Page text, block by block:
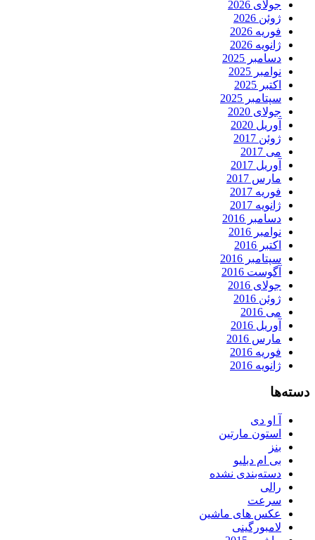
جولای 2026
ژوئن 2026
فوریه 2026
ژانویه 2026
دسامبر 2025
نوامبر 2025
اکتبر 2025
سپتامبر 2025
جولای 2020
آوریل 2020
ژوئن 2017
می 2017
آوریل 2017
مارس 2017
فوریه 2017
ژانویه 2017
دسامبر 2016
نوامبر 2016
اکتبر 2016
سپتامبر 2016
آگوست 2016
جولای 2016
ژوئن 2016
می 2016
آوریل 2016
مارس 2016
فوریه 2016
ژانویه 2016
دسته‌ها
آ او دی
استون مارتین
بنز
بی ام دبلیو
دسته‌بندی نشده
رالی
سرعت
عکس های ماشین
لامبورگینی